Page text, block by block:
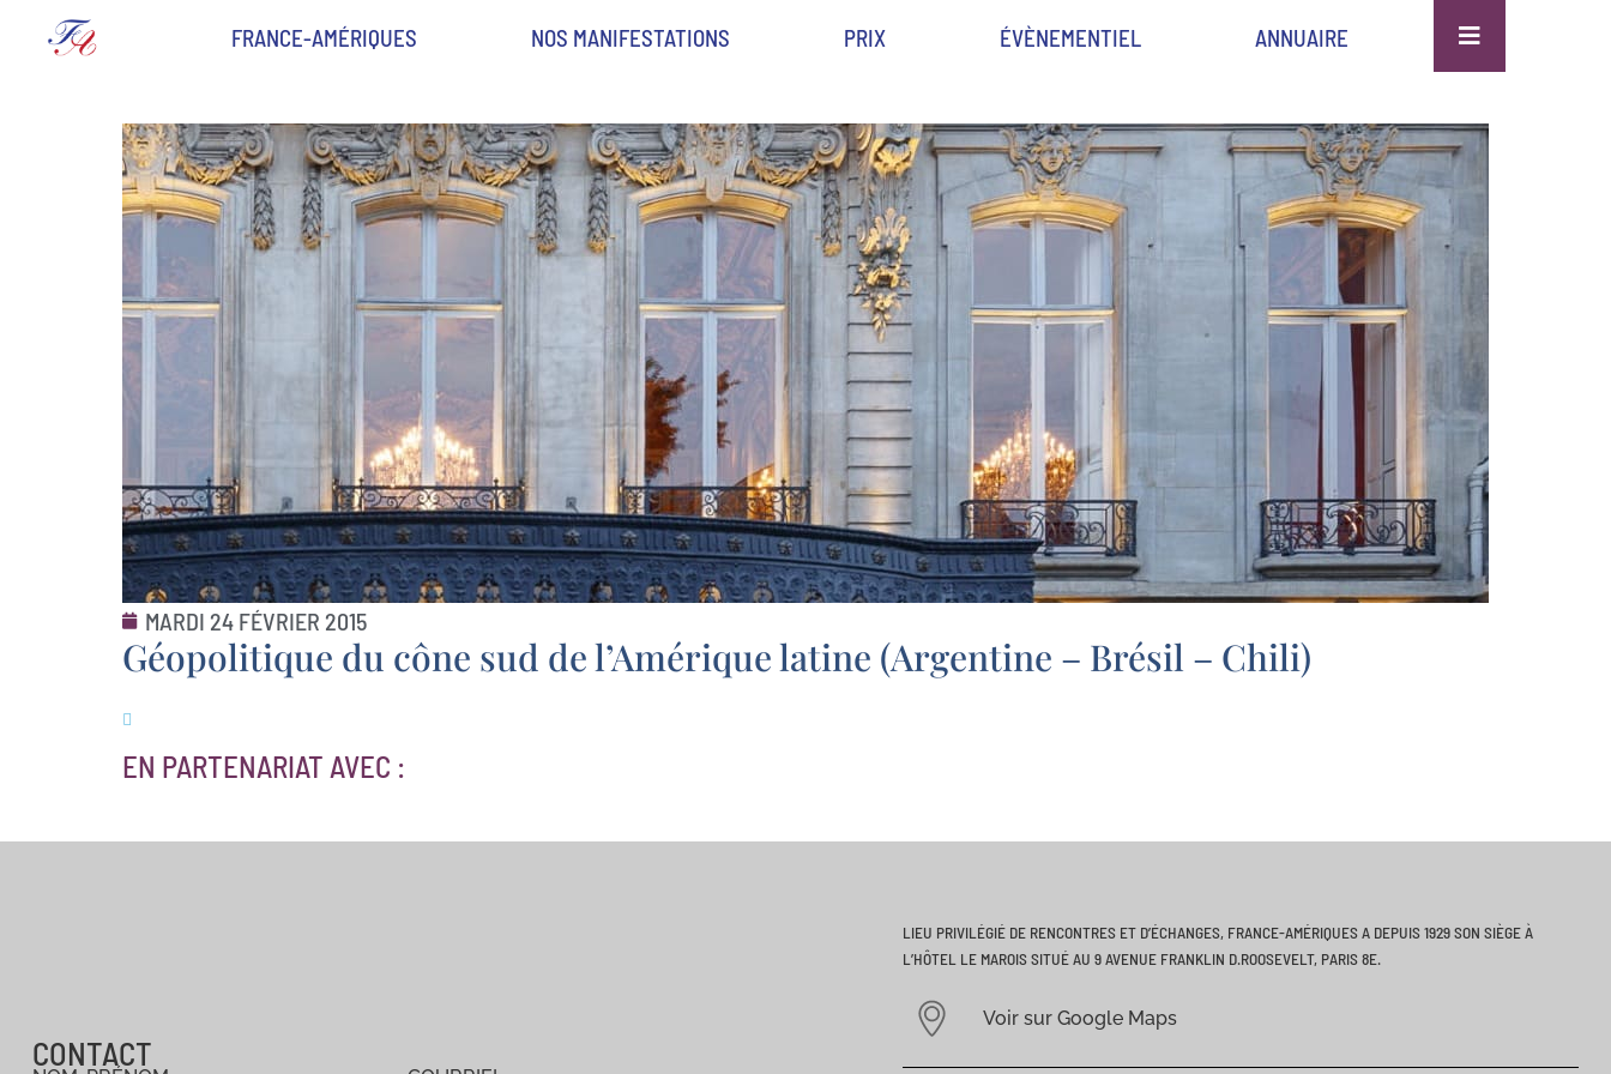
FRANCE-AMÉRIQUES NOS MANIFESTATIONS PRIX ÉVÈNEMENTIEL ANNUAIRE
MARDI 24 FÉVRIER 2015
Géopolitique du cône sud de l’Amérique latine (Argentine – Brésil – Chili)
EN PARTENARIAT AVEC :
CONTACT
LIEU PRIVILÉGIÉ DE RENCONTRES ET D’ÉCHANGES, FRANCE-AMÉRIQUES A DEPUIS 1929 SON SIÈGE À
L’HÔTEL LE MAROIS SITUÉ AU 9 AVENUE FRANKLIN D.ROOSEVELT, PARIS 8E.
Voir sur Google Maps